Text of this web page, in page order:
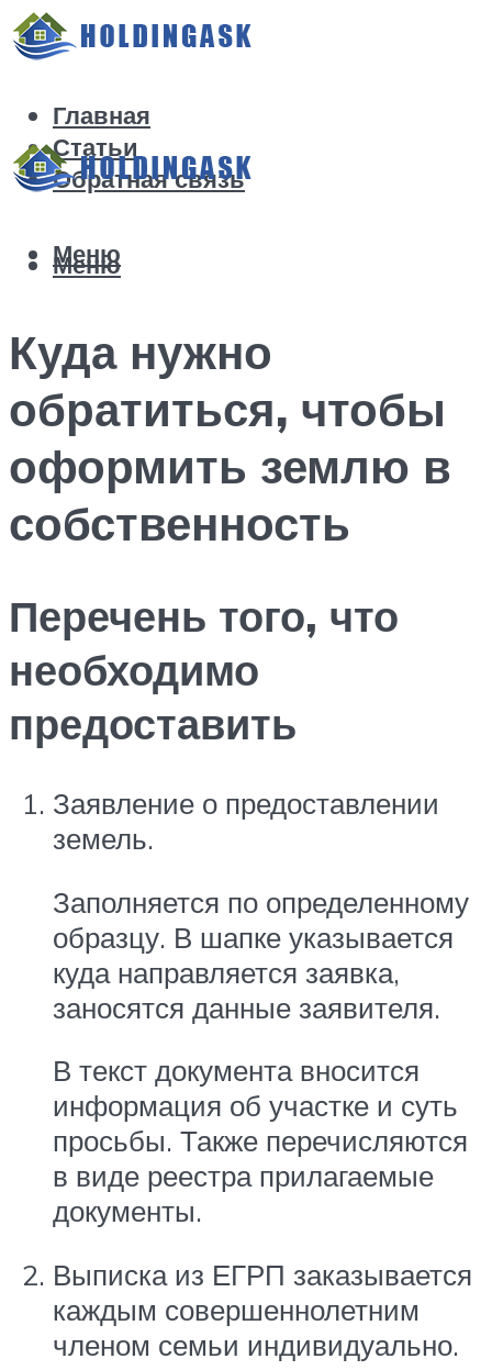
Главная
Статьи
Обратная связь
Меню
Меню
Куда нужно
обратиться, чтобы
оформить землю в
собственность
Перечень того, что
необходимо
предоставить
Заявление о предоставлении
земель.
Заполняется по определенному
образцу. В шапке указывается
куда направляется заявка,
заносятся данные заявителя.
В текст документа вносится
информация об участке и суть
просьбы. Также перечисляются
в виде реестра прилагаемые
документы.
Выписка из ЕГРП заказывается
каждым совершеннолетним
членом семьи индивидуально.